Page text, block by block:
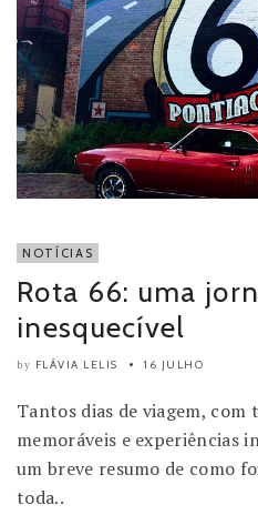
NOTÍCIAS
Rota 66: uma
inesquecível
by FLÁVIA LELIS 16 JULHO
Tantos dias de viagem, com
memoráveis e experiências
um breve resumo de como
toda..